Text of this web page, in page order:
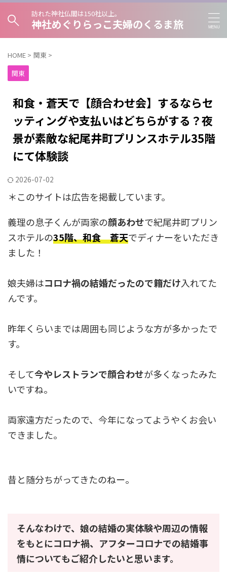
訪れた神社仏閣は150社以上。
神社めぐりらっこ夫婦のくるま旅
HOME > 関東 >
関東
和食・蒼天で【顔合わせ会】するならセ
ッティングや支払いはどちらがする？夜
景が素敵な紀尾井町プリンスホテル35階
にて体験談
2026-07-02
＊このサイトは広告を掲載しています。
義理の息子くんが両家の顔あわせで紀尾井町プリン
スホテルの35階、和食 蒼天でディナーをいただき
ました！
娘夫婦はコロナ禍の結婚だったので籍だけ入れてた
んです。
昨年くらいまでは周囲も同じような方が多かったで
す。
そして今やレストランで顔合わせが多くなったみた
いですね。
両家遠方だったので、今年になってようやくお会い
できました。
昔と随分ちがってきたのねー。
そんなわけで、娘の結婚の実体験や周辺の情報
をもとにコロナ禍、アフターコロナでの結婚事
情についてもご紹介したいと思います。